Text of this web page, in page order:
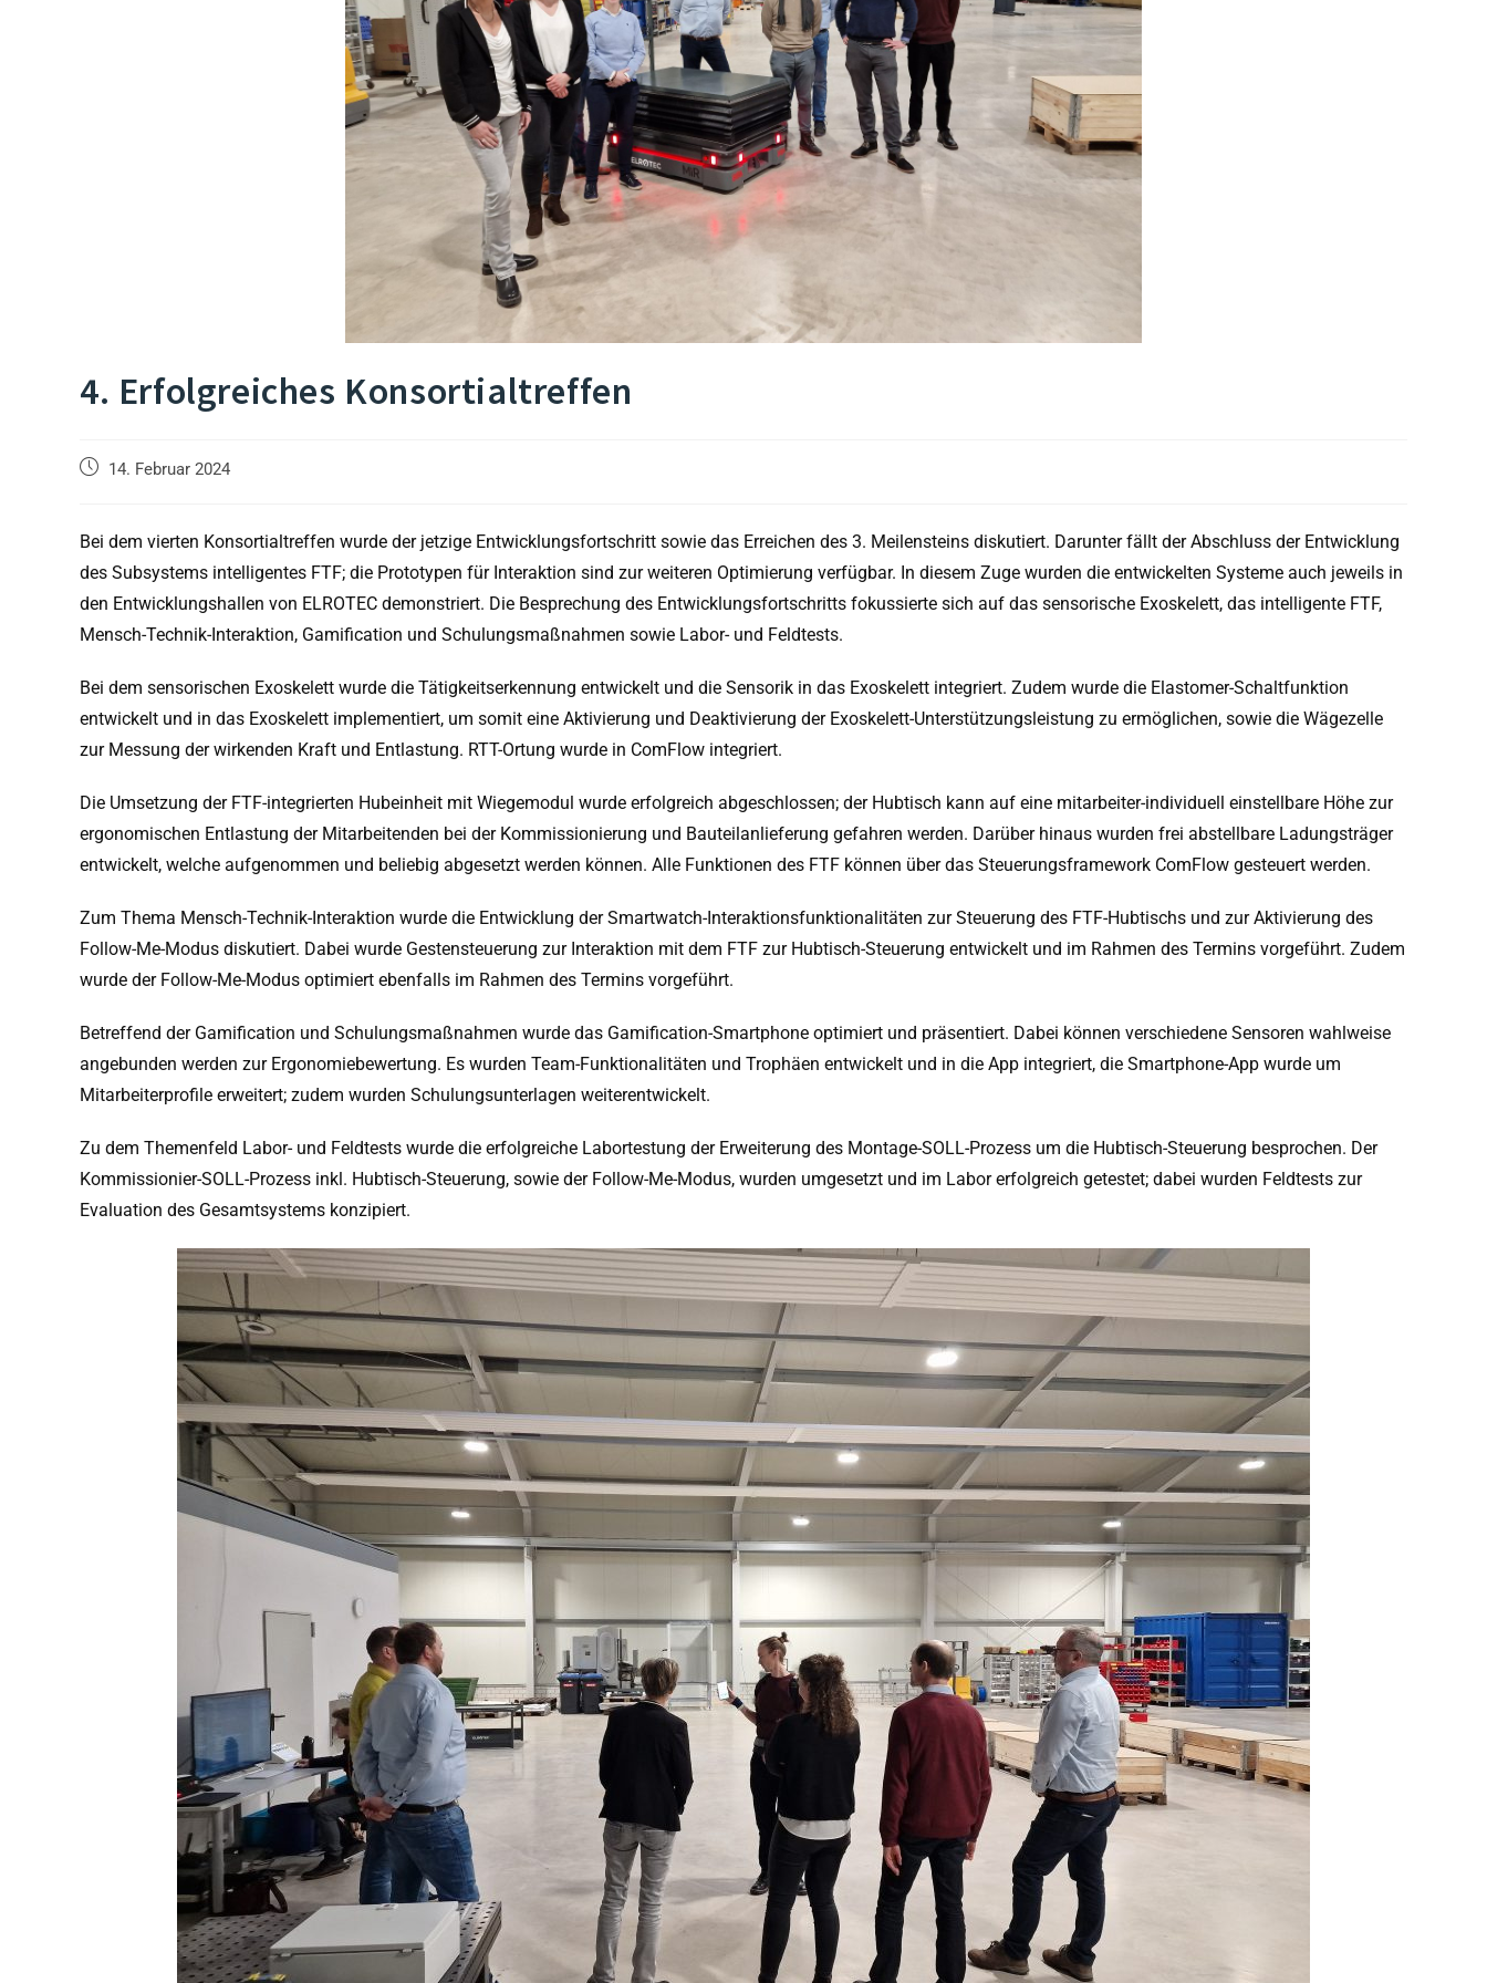
4. Erfolgreiches Konsortialtreffen
Beitrag14. Februar 2024
Bei dem vierten Konsortialtreffen wurde der jetzige Entwicklungsfortschritt sowie das Erreichen des 3. Meilensteins diskutiert. Darunter fällt der Abschluss der Entwicklung
des Subsystems intelligentes FTF; die Prototypen für Interaktion sind zur weiteren Optimierung verfügbar. In diesem Zuge wurden die entwickelten Systeme auch jeweils in
den Entwicklungshallen von ELROTEC demonstriert. Die Besprechung des Entwicklungsfortschritts fokussierte sich auf das sensorische Exoskelett, das intelligente FTF,
Mensch-Technik-Interaktion, Gamification und Schulungsmaßnahmen sowie Labor- und Feldtests.
Bei dem sensorischen Exoskelett wurde die Tätigkeitserkennung entwickelt und die Sensorik in das Exoskelett integriert. Zudem wurde die Elastomer-Schaltfunktion
entwickelt und in das Exoskelett implementiert, um somit eine Aktivierung und Deaktivierung der Exoskelett-Unterstützungsleistung zu ermöglichen, sowie die Wägezelle
zur Messung der wirkenden Kraft und Entlastung. RTT-Ortung wurde in ComFlow integriert.
Die Umsetzung der FTF-integrierten Hubeinheit mit Wiegemodul wurde erfolgreich abgeschlossen; der Hubtisch kann auf eine mitarbeiter-individuell einstellbare Höhe zur
ergonomischen Entlastung der Mitarbeitenden bei der Kommissionierung und Bauteilanlieferung gefahren werden. Darüber hinaus wurden frei abstellbare Ladungsträger
entwickelt, welche aufgenommen und beliebig abgesetzt werden können. Alle Funktionen des FTF können über das Steuerungsframework ComFlow gesteuert werden.
Zum Thema Mensch-Technik-Interaktion wurde die Entwicklung der Smartwatch-Interaktionsfunktionalitäten zur Steuerung des FTF-Hubtischs und zur Aktivierung des
Follow-Me-Modus diskutiert. Dabei wurde Gestensteuerung zur Interaktion mit dem FTF zur Hubtisch-Steuerung entwickelt und im Rahmen des Termins vorgeführt. Zudem
wurde der Follow-Me-Modus optimiert ebenfalls im Rahmen des Termins vorgeführt.
Betreffend der Gamification und Schulungsmaßnahmen wurde das Gamification-Smartphone optimiert und präsentiert. Dabei können verschiedene Sensoren wahlweise
angebunden werden zur Ergonomiebewertung. Es wurden Team-Funktionalitäten und Trophäen entwickelt und in die App integriert, die Smartphone-App wurde um
Mitarbeiterprofile erweitert; zudem wurden Schulungsunterlagen weiterentwickelt.
Zu dem Themenfeld Labor- und Feldtests wurde die erfolgreiche Labortestung der Erweiterung des Montage-SOLL-Prozess um die Hubtisch-Steuerung besprochen. Der
Kommissionier-SOLL-Prozess inkl. Hubtisch-Steuerung, sowie der Follow-Me-Modus, wurden umgesetzt und im Labor erfolgreich getestet; dabei wurden Feldtests zur
Evaluation des Gesamtsystems konzipiert.